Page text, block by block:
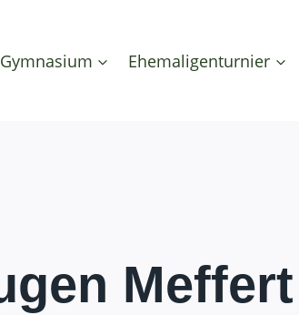
Ehemaligenturnier
Meffert